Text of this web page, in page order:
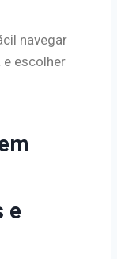
navegar
escolher
e